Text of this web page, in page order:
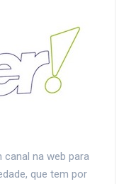
na web para
que tem por